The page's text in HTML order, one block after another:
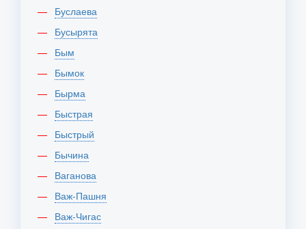
Буслаева
Бусырята
Бым
Бымок
Бырма
Быстрая
Быстрый
Бычина
Ваганова
Важ-Пашня
Важ-Чигас